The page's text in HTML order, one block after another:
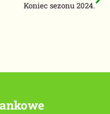
Koniec sezonu 2024.